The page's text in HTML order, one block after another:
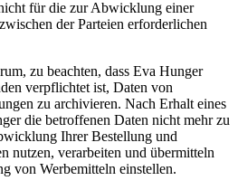
für die zur Abwicklung einer
der Parteien erforderlichen
zu beachten, dass Eva Hunger
verpflichtet ist, Daten von
zu archivieren. Nach Erhalt eines
die betroffenen Daten nicht mehr zu
Ihrer Bestellung und
nutzen, verarbeiten und übermitteln
von Werbemitteln einstellen.